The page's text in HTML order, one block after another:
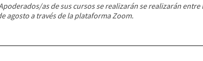
as de sus cursos se realizarán se realizarán entre
agosto a través de la plataforma Zoom.